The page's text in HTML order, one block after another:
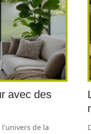
avec des
de la